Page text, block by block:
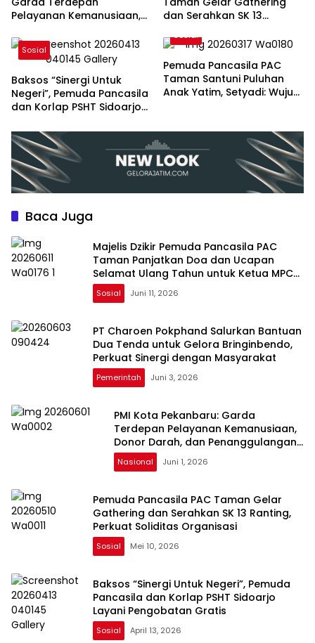
Pelayanan Kemanusiaan,
Penanggulangan Bencana
dan Serahkan SK 13
Organisasi
Sosial
Baksos “Sinergi Untuk
Negeri”, Pemuda Pancasila
dan Korlap PSHT Sidoarjo
Sosial
Pemuda Pancasila PAC
Taman Santuni Puluhan
Anak Yatim, Setyadi: Wujud
Baca Juga
Majelis Dzikir Pemuda Pancasila PAC
Taman Panjatkan Doa dan Ucapan
Selamat Ulang Tahun untuk Ketua MPC
Pemuda Pancasila Sidoarjo
Sosial Juni 11, 2026
PT Charoen Pokphand Salurkan Bantuan
Dua Tenda untuk Gelora Bringinbendo,
Perkuat Sinergi dengan Masyarakat
Pemerintah Juni 3, 2026
PMI Kota Pekanbaru: Garda
Terdepan Pelayanan Kemanusiaan,
Donor Darah, dan Penanggulangan
Bencana
Nasional Juni 1, 2026
Pemuda Pancasila PAC Taman Gelar
Gathering dan Serahkan SK 13 Ranting,
Perkuat Soliditas Organisasi
Sosial Mei 10, 2026
Baksos “Sinergi Untuk Negeri”, Pemuda
Pancasila dan Korlap PSHT Sidoarjo
Layani Pengobatan Gratis
Sosial April 13, 2026